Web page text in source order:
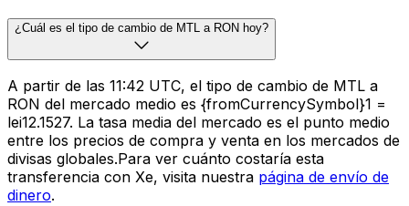
¿Cuál es el tipo de cambio de MTL a RON hoy?
A partir de las 11:42 UTC, el tipo de cambio de MTL a
RON del mercado medio es {fromCurrencySymbol}1 =
lei12.1527. La tasa media del mercado es el punto medio
entre los precios de compra y venta en los mercados de
divisas globales.Para ver cuánto costaría esta
transferencia con Xe, visita nuestra página de envío de
dinero.